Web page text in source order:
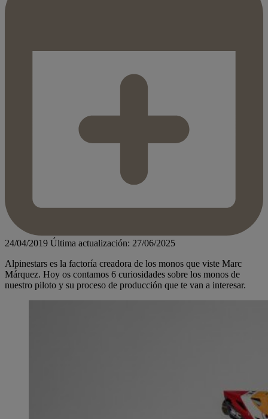
24/04/2019 Última actualización: 27/06/2025
Alpinestars es la factoría creadora de los monos que viste Marc
Márquez. Hoy os contamos 6 curiosidades sobre los monos de
nuestro piloto y su proceso de producción que te van a interesar.